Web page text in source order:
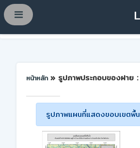
หน้าหลัก » รูปภาพประกอบของฝาย
รูปภาพแผนที่แสดงขอบเขตพื้